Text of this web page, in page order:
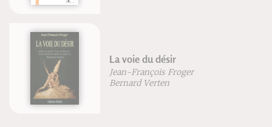
La voie du désir
Jean-François Froger
Bernard Verten